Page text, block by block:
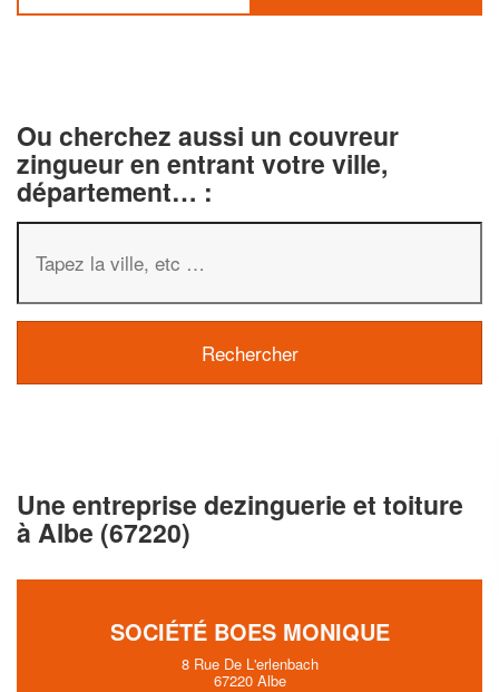
Ou cherchez aussi un couvreur
zingueur en entrant votre ville,
département… :
Une entreprise dezinguerie et toiture
à Albe (67220)
SOCIÉTÉ BOES MONIQUE
8 Rue De L'erlenbach
67220 Albe
Vous êtes un
vosmargestout en gagnant de
nouveaux clients
En savoir plus